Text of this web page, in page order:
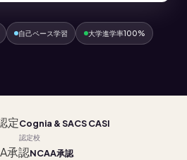
自己ペース学習 大学進学率100%
Cognia & SACS CASI
認定校
NCAA承認